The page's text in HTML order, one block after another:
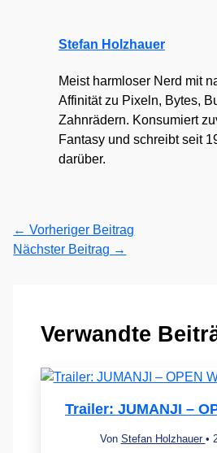
Stefan Holzhauer
Meist harmloser Nerd mit
Affinität zu Pixeln, Bytes,
Zahnrädern. Konsumiert
Fantasy und schreibt seit
darüber.
← Vorheriger Beitrag
Nächster Beitrag →
Verwandte
Trailer: JUMANJI –
Von Stefan Holzhauer •